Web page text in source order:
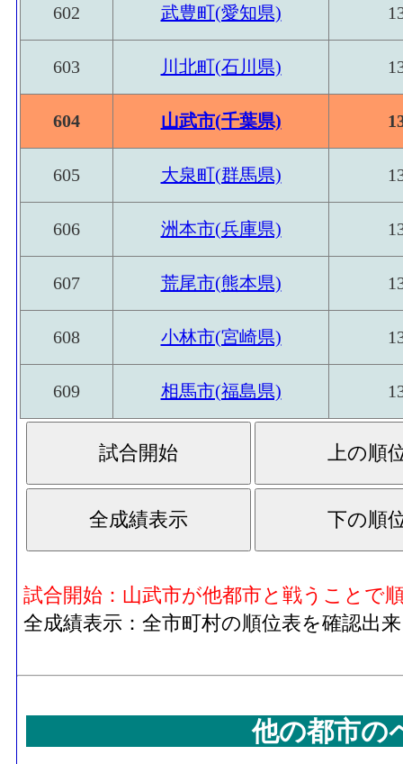
602 武豊町(愛知県)
603 川北町(石川県)
604 山武市(千葉県)
605 大泉町(群馬県)
606 洲本市(兵庫県)
607 荒尾市(熊本県)
608 小林市(宮崎県)
609 相馬市(福島県)
試合開始：山武市が他都市と戦うことで
全成績表示：全市町村の順位表を確認出
他の都市の